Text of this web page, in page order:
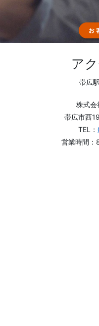
お
ア
帯広
株式会
帯広市西
TEL：
営業時間